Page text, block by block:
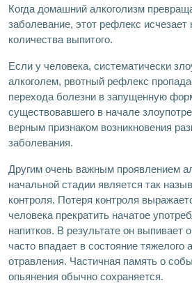
Когда домашний алкоголизм
заболевание, этот рефлекс исчезает
количества выпитого.
Если у человека, систематически
алкоголем, рвотный рефлекс
перехода болезни в запущенную
существовавшего в начале
верным признаком возникновения
заболевания.
Другим очень важным проявлением
начальной стадии является так
контроля. Потеря контроля
человека прекратить начатое
напитков. В результате он выпивает
часто впадает в состояние тяжелого
отравления. Частичная память о
опьянения обычно сохраняется.